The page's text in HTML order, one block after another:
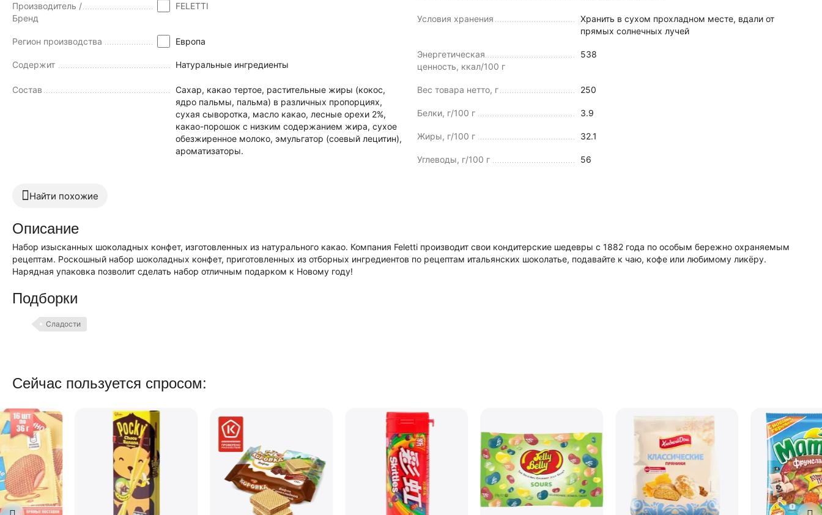
Производитель /
Бренд
FELETTI
Регион производства Европа
Содержит Натуральные ингредиенты
Состав
Сахар, какао тертое, растительные жиры (кокос,
ядро пальмы, пальма) в различных пропорциях,
сухая сыворотка, масло какао, лесные орехи 2%,
какао-порошок с низким содержанием жира, сухое
обезжиренное молоко, эмульгатор (соевый лецитин),
ароматизаторы.
Условия хранения
Хранить в сухом прохладном месте, вдали от
прямых солнечных лучей
Энергетическая
ценность, ккал/100 г
538
Вес товара нетто, г 250
Белки, г/100 г 3.9
Жиры, г/100 г 32.1
Углеводы, г/100 г 56
Найти похожие
Описание
Набор изысканных шоколадных конфет, изготовленных из натурального какао. Компания Feletti производит свои кондитерские шедевры с 1882 года по особым бережно охраняемым
рецептам. Роскошный набор шоколадных конфет, приготовленных из отборных ингредиентов по рецептам итальянских шоколатье, подавайте к чаю, кофе или любимому ликёру.
Нарядная упаковка позволит сделать набор отличным подарком к Новому году!
Подборки
Сладости
Сейчас пользуется спросом: